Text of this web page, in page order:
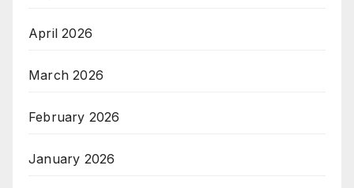
April 2026
March 2026
February 2026
January 2026